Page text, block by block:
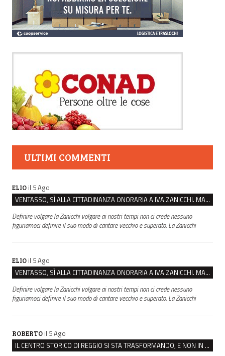
ULTIMI COMMENTI
ELIO il 5 Ago
VENTASSO, SÌ ALLA CITTADINANZA ONORARIA A IVA ZANICCHI. MA BARGIACCHI: “È DI PESSIMO GUSTO”
Definire volgare la Zanicchi volgare ai nostri tempi non ci crede nessuno
figuriamoci definire il suo modo di cantare vecchio e superato. La Zanicchi
ELIO il 5 Ago
VENTASSO, SÌ ALLA CITTADINANZA ONORARIA A IVA ZANICCHI. MA BARGIACCHI: “È DI PESSIMO GUSTO”
Definire volgare la Zanicchi volgare ai nostri tempi non ci crede nessuno
figuriamoci definire il suo modo di cantare vecchio e superato. La Zanicchi
ROBERTO il 5 Ago
IL CENTRO STORICO DI REGGIO SI STA TRASFORMANDO, E NON IN MEGLIO